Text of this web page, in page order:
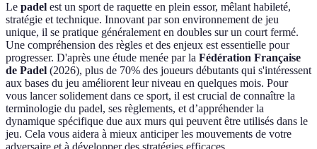
Le padel est un sport de raquette en plein essor, mêlant habileté,
stratégie et technique. Innovant par son environnement de jeu
unique, il se pratique généralement en doubles sur un court fermé.
Une compréhension des règles et des enjeux est essentielle pour
progresser. D'après une étude menée par la Fédération Française
de Padel (2026), plus de 70% des joueurs débutants qui s'intéressent
aux bases du jeu améliorent leur niveau en quelques mois. Pour
vous lancer solidement dans ce sport, il est crucial de connaître la
terminologie du padel, ses règlements, et d’appréhender la
dynamique spécifique due aux murs qui peuvent être utilisés dans le
jeu. Cela vous aidera à mieux anticiper les mouvements de votre